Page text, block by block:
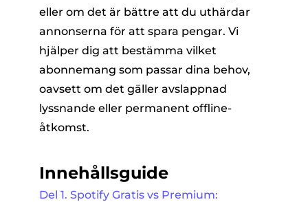
eller om det är bättre att du uthärdar
annonserna för att spara pengar. Vi
hjälper dig att bestämma vilket
abonnemang som passar dina behov,
oavsett om det gäller avslappnad
lyssnande eller permanent offline-
åtkomst.
Innehållsguide
Del 1. Spotify Gratis vs Premium: